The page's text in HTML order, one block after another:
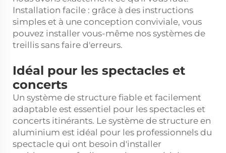
Installation facile : grâce à des instructions
simples et à une conception conviviale, vous
pouvez installer vous-même nos systèmes de
treillis sans faire d'erreurs.
Idéal pour les spectacles et
concerts
Un système de structure fiable et facilement
adaptable est essentiel pour les spectacles et
concerts itinérants. Le système de structure en
aluminium est idéal pour les professionnels du
spectacle qui ont besoin d'installer